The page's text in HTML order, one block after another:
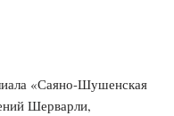
«Саяно-Шушенская
Шерварли,